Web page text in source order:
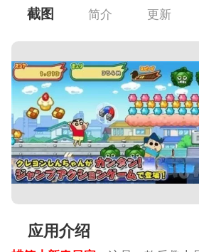
截图 简介 更新
应用介绍